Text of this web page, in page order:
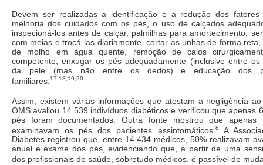
Devem ser realizadas a identificação e a redução dos
melhoria dos cuidados com os pés, o uso de calçados
inspecioná-los antes de calçar, palmilhas para amortecimento,
com meias e trocá-las diariamente, cortar as unhas de forma
de molho em água quente, remoção de calos
competente, enxugar os pés adequadamente (inclusive entre
da pele (mas não entre os dedos) e educação dos
familiares. 17,18,19,20
Assim, existem várias informações que atestam a negligência
OMS avaliou 14.539 indivíduos diabéticos e verificou que apenas
pés foram documentados. Outra fonte mostrou que apenas
examinavam os pés dos pacientes assintomáticos. 8
A
Diabetes registrou que, entre 14.434 médicos, 50% realizavam
anual e exame dos pés, evidenciando que, a partir de uma
dos profissionais de saúde, sobretudo médicos, é passível de